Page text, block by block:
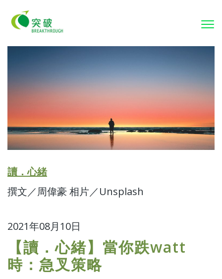
讀．心緒
撰文／周偉豪 相片／Unsplash
2021年08月10日
【讀．心緒】當你跌watt
時：急叉策略